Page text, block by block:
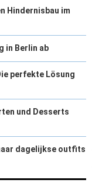
Hindernisbau im
in Berlin ab
perfekte Lösung
und Desserts
dagelijkse outfits